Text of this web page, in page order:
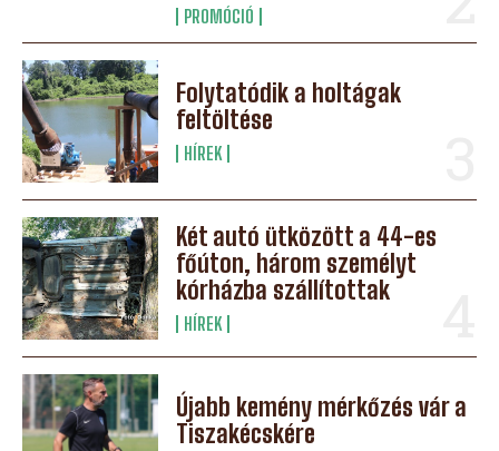
PROMÓCIÓ
Folytatódik a holtágak
feltöltése
HÍREK
Két autó ütközött a 44-es
főúton, három személyt
kórházba szállítottak
HÍREK
Újabb kemény mérkőzés vár a
Tiszakécskére